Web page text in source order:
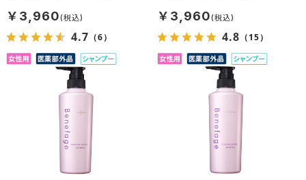
￥3,960
4.7 （6）
￥3,960
4.8 （15）